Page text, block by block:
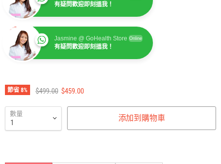
有疑問歡迎即刻搵我！
Jasmine @ GoHealth Store Online
有疑問歡迎即刻搵我！
節省 8% 建議零售價
$499.00 售價
$459.00
數量 添加到購物車